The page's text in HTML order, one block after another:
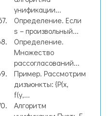
унификации...
Определение. Если
s – произвольный...
Определение.
Множество
рассогласований...
Пример. Рассмотрим
дизъюнкты: {P(x,
f(y,...
Алгоритм